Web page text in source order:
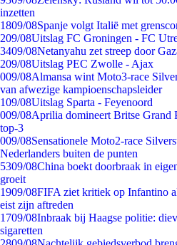
inzetten
1809/08Spanje volgt Italië met
209/08Uitslag FC Groningen - FC
3409/08Netanyahu zet streep door
209/08Uitslag PEC Zwolle - Ajax
009/08Almansa wint Moto3-race
van afwezige kampioenschapsleider
109/08Uitslag Sparta - Feyenoord
009/08Aprilia domineert Britse Grand
top-3
009/08Sensationele Moto2-race
Nederlanders buiten de punten
5309/08China boekt doorbraak in
groeit
1909/08FIFA ziet kritiek op Infantino
eist zijn aftreden
1709/08Inbraak bij Haagse politie:
sigaretten